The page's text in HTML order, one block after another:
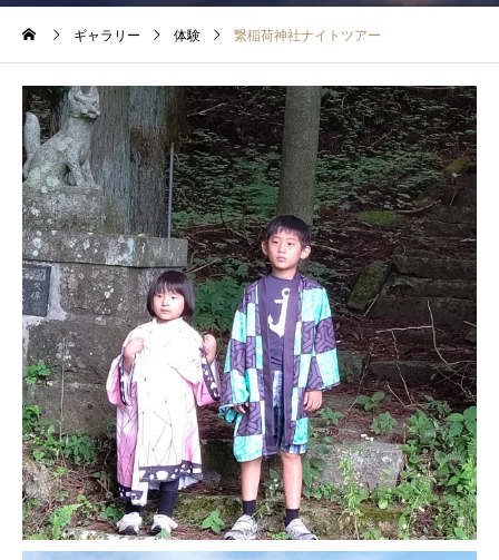
ギャラリー 体験 繋稲荷神社ナイトツアー